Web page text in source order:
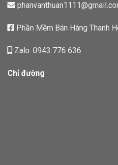
Phần Mềm Bán Hàng Thanh
Zalo: 0943 776 636
Chỉ đường